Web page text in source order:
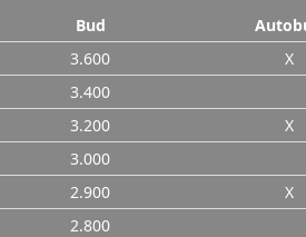
Bud
3.600
X
3.400
3.200
X
3.000
2.900
X
2.800